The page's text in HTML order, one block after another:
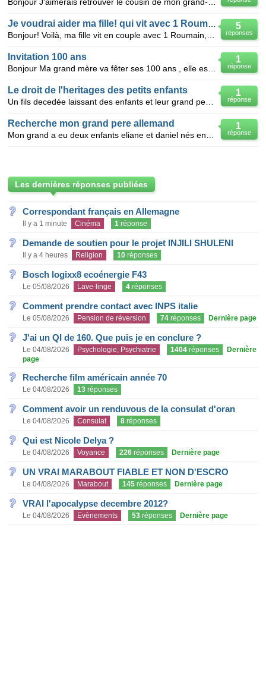
5
réponses
1
réponse
Invitation 100 ans
1
réponse
Le droit de l'heritages des petits enfants
1
réponse
Recherche mon grand pere allemand
Les dernières réponses publiées
Correspondant français en Allemagne
Il y a 1 minute Cinéma 1 réponse
Demande de soutien pour le projet INJILI SHULENI
Il y a 4 heures Religion 10 réponses
Bosch logixx8 ecoénergie F43
Le 05/08/2026 Lave-linge 4 réponses
Comment prendre contact avec INPS italie
Le 05/08/2026 Pension de réversion 74 réponses Dernière page
J'ai un QI de 160. Que puis je en conclure ?
Le 04/08/2026 Psychologie, Psychiatrie 1404 réponses
Dernière
page
Recherche film américain année 70
Le 04/08/2026 13 réponses
Comment avoir un renduvous de la consulat d'oran
Le 04/08/2026 Consulat 8 réponses
Qui est Nicole Delya ?
Le 04/08/2026 Voyance 226 réponses Dernière page
UN VRAI MARABOUT FIABLE ET NON D'ESCRO
Le 04/08/2026 Marabout 145 réponses Dernière page
VRAI l'apocalypse decembre 2012?
Le 04/08/2026 Evènements 53 réponses Dernière page